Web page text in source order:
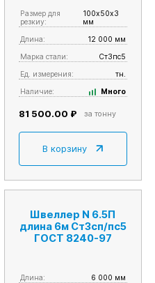
Размер для
резкиy:
100х50х3
мм
Длина:
12 000 мм
Марка стали:
Ст3пс5
Ед. измерения:
тн.
Наличие:
Много
81 500.00 ₽ за тонну
В корзину
Швеллер N 6.5П
длина 6м Ст3сп/пс5
ГОСТ 8240-97
Длина: 6 000 мм